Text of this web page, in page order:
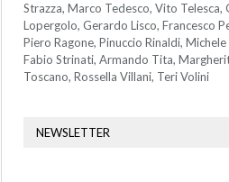
Strazza, Marco Tedesco, Vito
Lopergolo, Gerardo Lisco, Francesco
Piero Ragone, Pinuccio Rinaldi,
Fabio Strinati, Armando Tita,
Toscano, Rossella Villani, Teri Volini
NEWSLETTER